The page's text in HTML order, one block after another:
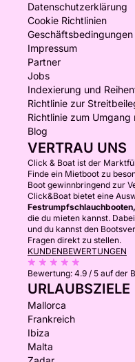
Datenschutzerklärung
Cookie Richtlinien
Geschäftsbedingungen
Impressum
Partner
Jobs
Indexierung und
Richtlinie zur
Richtlinie zum
Blog
VERTRAU UNS
Click & Boat ist der
Finde ein Mietboot zu
Boot gewinnbringend zur
Click&Boat bietet eine
die du mieten kannst.
und du kannst den
Fragen direkt zu stellen.
KUNDENBEWERTUNGEN
Bewertung: 4.9 / 5 auf der
URLAUBSZIELE
Mallorca
Frankreich
Ibiza
Malta